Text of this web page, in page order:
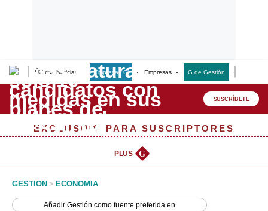
Últimas Noticias Empresas G Empresas G de Gestión
Lo último
Peru Quiosco
Management & Empleo
SUSCRÍBETE
EXCLUSIVO PARA SUSCRIPTORES
PLUS G
GESTION > ECONOMIA
AñadirGestión como fuente preferida en